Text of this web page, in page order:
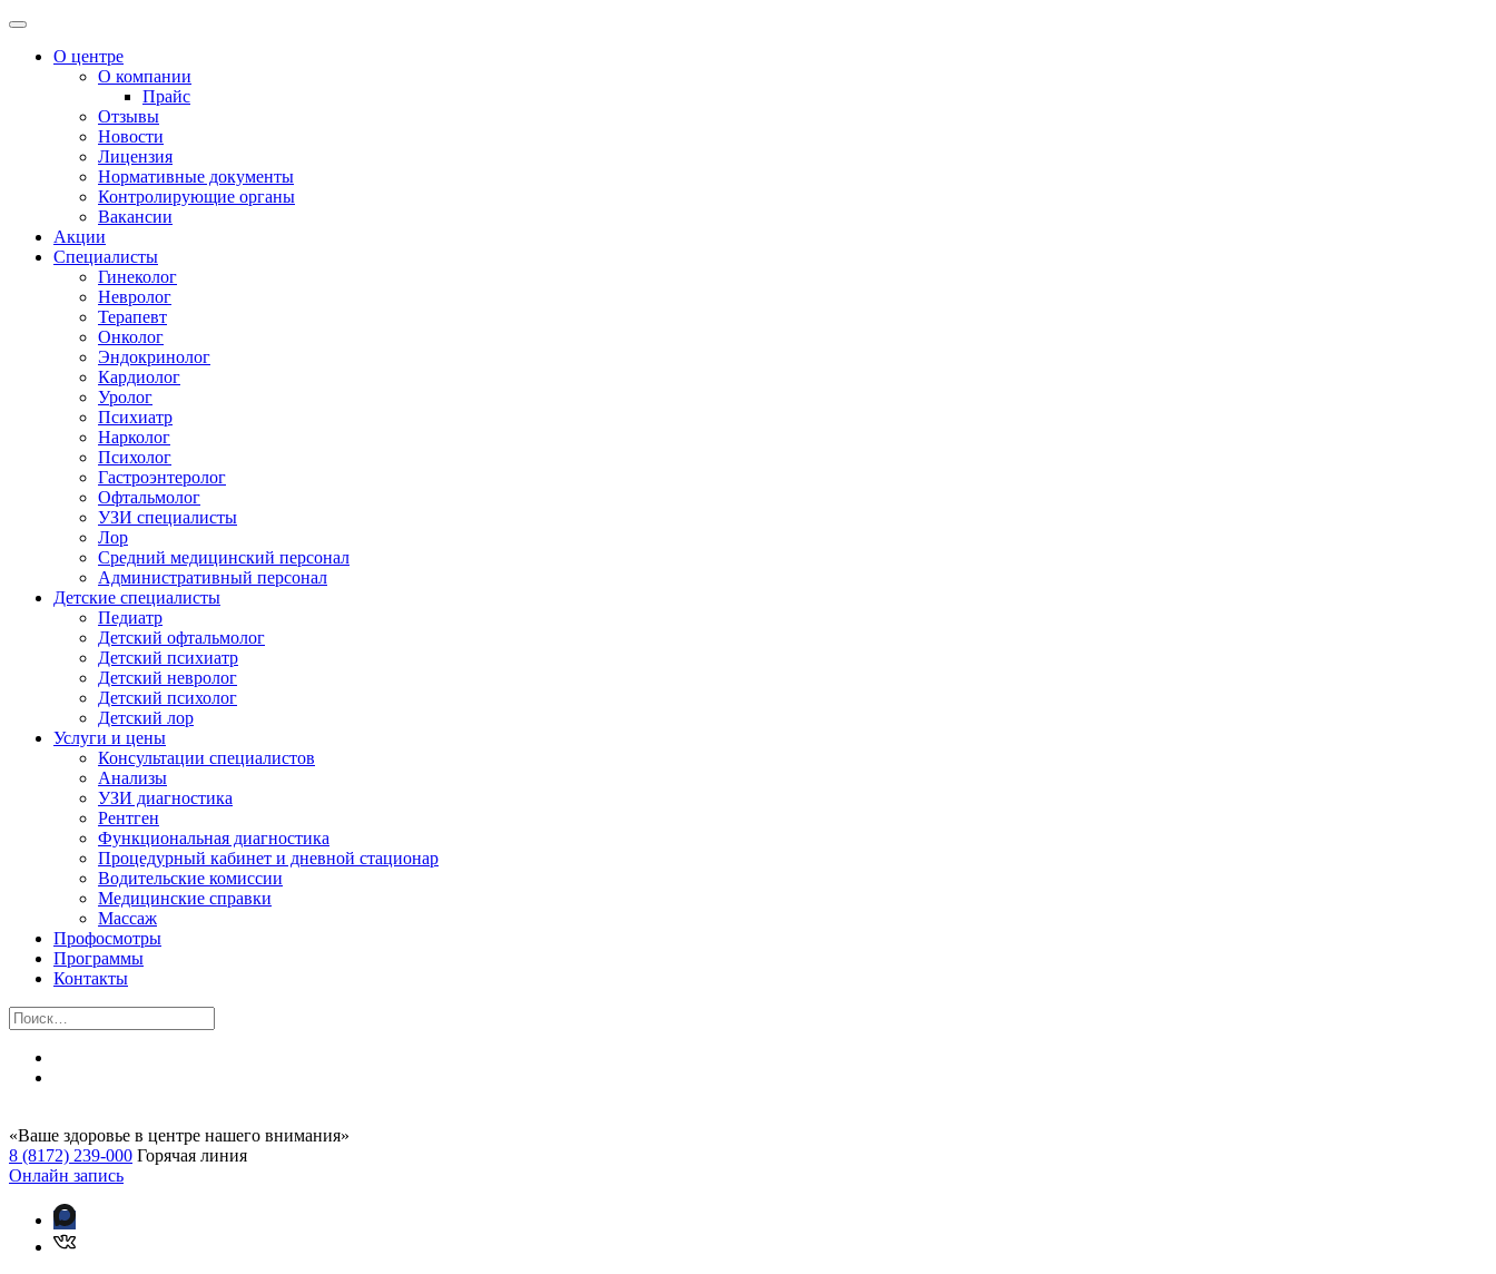
О центре
О компании
Прайс
Отзывы
Новости
Лицензия
Нормативные документы
Контролирующие органы
Вакансии
Акции
Специалисты
Гинеколог
Невролог
Терапевт
Онколог
Эндокринолог
Кардиолог
Уролог
Психиатр
Нарколог
Психолог
Гастроэнтеролог
Офтальмолог
УЗИ специалисты
Лор
Средний медицинский персонал
Административный персонал
Детские специалисты
Педиатр
Детский офтальмолог
Детский психиатр
Детский невролог
Детский психолог
Детский лор
Услуги и цены
Консультации специалистов
Анализы
УЗИ диагностика
Рентген
Функциональная диагностика
Процедурный кабинет и дневной стационар
Водительские комиссии
Медицинские справки
Массаж
Профосмотры
Программы
Контакты
«Ваше здоровье в центре нашего внимания»
8 (8172) 239-000 Горячая линия
Онлайн запись